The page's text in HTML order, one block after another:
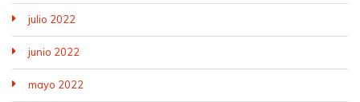
julio 2022
junio 2022
mayo 2022